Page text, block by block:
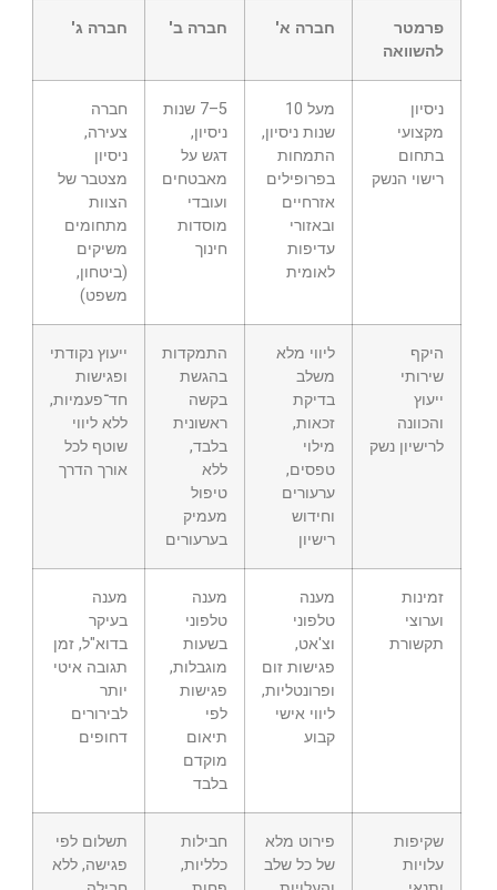
פרמטר
להשוואה
חברה א' חברה ב' חברה ג'
ניסיון
מקצועי
בתחום
רישוי הנשק
מעל 10
שנות ניסיון,
התמחות
בפרופילים
אזרחיים
ובאזורי
עדיפות
לאומית
5–7 שנות
ניסיון,
דגש על
מאבטחים
ועובדי
מוסדות
חינוך
חברה
צעירה,
ניסיון
מצטבר של
הצוות
מתחומים
משיקים
(ביטחון,
משפט)
היקף
שירותי
ייעוץ
והכוונה
לרישיון נשק
ליווי מלא
משלב
בדיקת
זכאות,
מילוי
טפסים,
ערעורים
וחידוש
רישיון
התמקדות
בהגשת
בקשה
ראשונית
בלבד,
ללא
טיפול
מעמיק
בערעורים
ייעוץ נקודתי
ופגישות
חד־פעמיות,
ללא ליווי
שוטף לכל
אורך הדרך
זמינות
וערוצי
תקשורת
מענה
טלפוני
וצ'אט,
פגישות זום
ופרונטליות,
ליווי אישי
קבוע
מענה
טלפוני
בשעות
מוגבלות,
פגישות
לפי
תיאום
מוקדם
בלבד
מענה
בעיקר
בדוא"ל, זמן
תגובה איטי
יותר
לבירורים
דחופים
שקיפות
עלויות
פירוט מלא
של כל שלב
חבילות
כלליות,
תשלום לפי
פגישה, ללא